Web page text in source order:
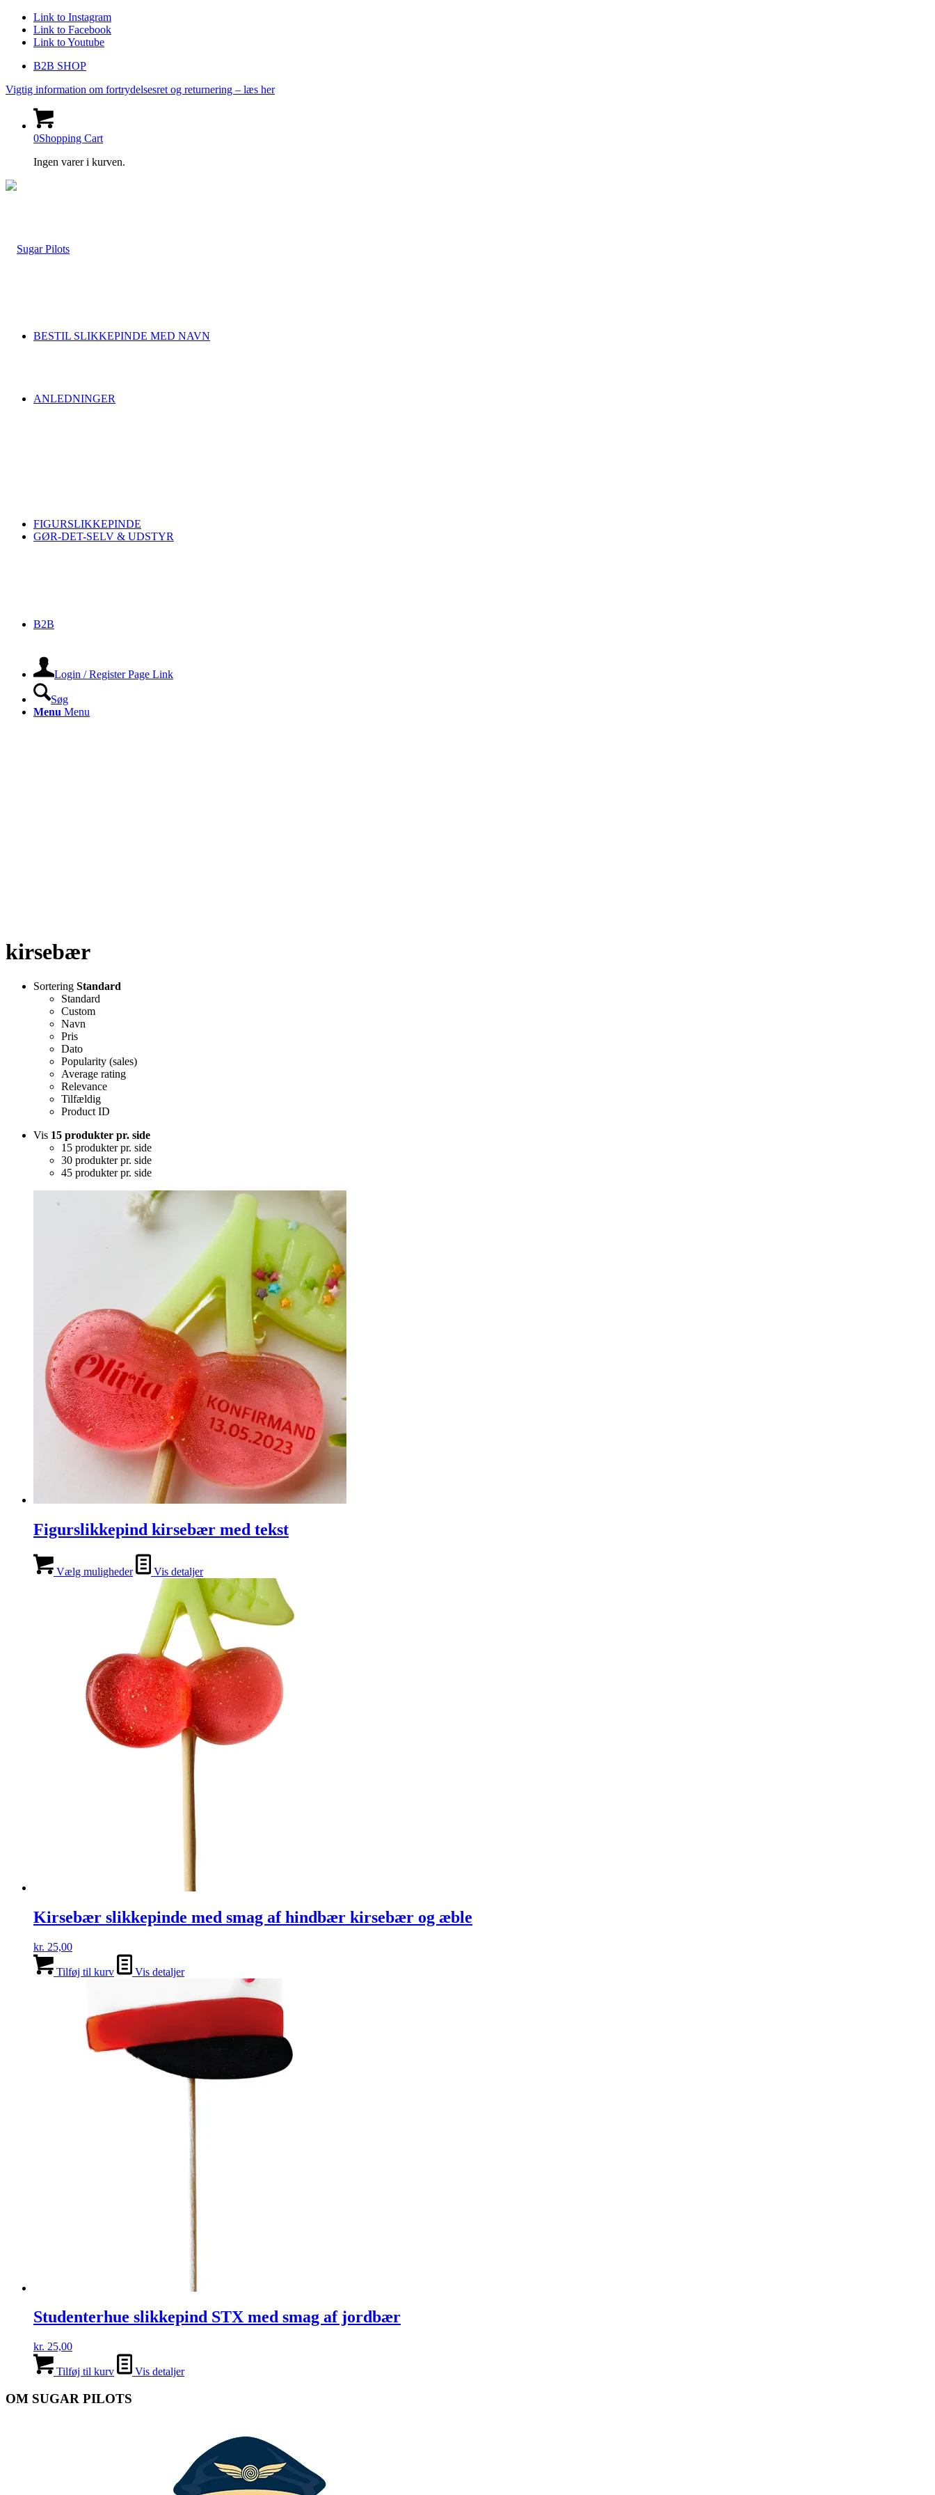
Link to Instagram
Link to Facebook
Link to Youtube
B2B SHOP
Vigtig information om fortrydelsesret og returnering – læs her
0Shopping Cart
Ingen varer i kurven.
BESTIL SLIKKEPINDE MED NAVN
ANLEDNINGER
FIGURSLIKKEPINDE
GØR-DET-SELV & UDSTYR
B2B
Login / Register Page Link
Søg
Menu Menu
kirsebær
Sortering Standard
Standard
Custom
Navn
Pris
Dato
Popularity (sales)
Average rating
Relevance
Tilfældig
Product ID
Vis 15 produkter pr. side
15 produkter pr. side
30 produkter pr. side
45 produkter pr. side
Figurslikkepind kirsebær med tekst
Vælg muligheder Vis detaljer
Kirsebær slikkepinde med smag af hindbær kirsebær og æble
kr. 25,00
Tilføj til kurv Vis detaljer
Studenterhue slikkepind STX med smag af jordbær
kr. 25,00
Tilføj til kurv Vis detaljer
OM SUGAR PILOTS